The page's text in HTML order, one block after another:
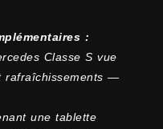
:
Classe S vue
rafraîchissements —
une tablette